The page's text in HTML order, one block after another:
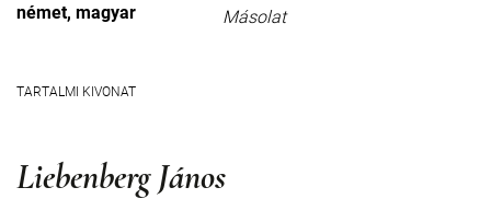
német magyar Másolat
TARTALMI KIVONAT
Liebenberg János